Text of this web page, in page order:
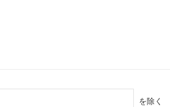
を除く